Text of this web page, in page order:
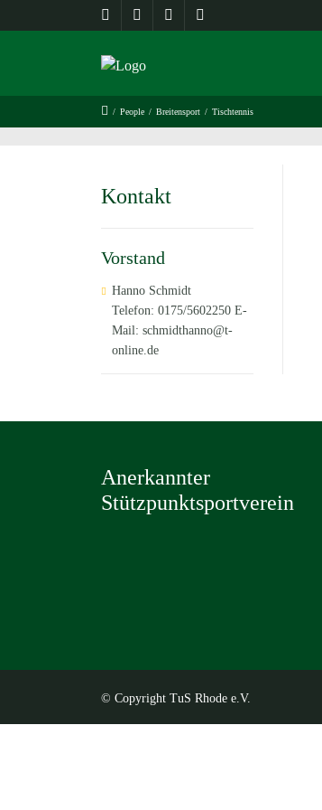
/ People / Breitensport / Tischtennis
Kontakt
Vorstand
Hanno Schmidt
Telefon: 0175/5602250 E-
Mail: schmidthanno@t-
online.de
Anerkannter
Stützpunktsportverein
© Copyright TuS Rhode e.V.